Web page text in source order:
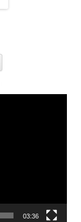
03:36